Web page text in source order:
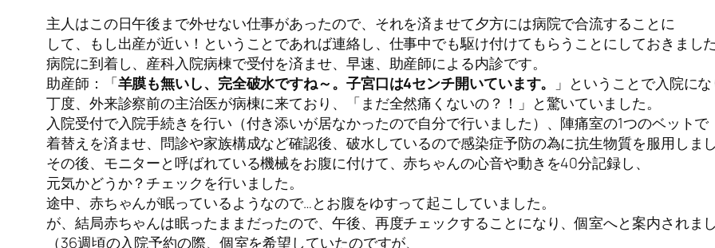
主人はこの日午後まで外せない仕事があったので、それを済ませて夕方には病院で合流することに
して、もし出産が近い！ということであれば連絡し、仕事中でも駆け付けてもらうことにしておきました
病院に到着し、産科入院病棟で受付を済ませ、早速、助産師による内診です。
助産師：「羊膜も無いし、完全破水ですね～。子宮口は4センチ開いています。
」ということで入院にな
丁度、外来診察前の主治医が病棟に来ており、「まだ全然痛くないの？！」と驚いていました。
入院受付で入院手続きを行い（付き添いが居なかったので自分で行いました）、陣痛室の1つのベットで
着替えを済ませ、問診や家族構成など確認後、破水しているので感染症予防の為に抗生物質を服用しまし
その後、モニターと呼ばれている機械をお腹に付けて、赤ちゃんの心音や動きを40分記録し、
元気かどうか？チェックを行いました。
途中、赤ちゃんが眠っているようなので…とお腹をゆすって起こしていました。
が、結局赤ちゃんは眠ったままだったので、午後、再度チェックすることになり、個室へと案内されまし
（36週頃の入院予約の際、個室を希望していたのですが、